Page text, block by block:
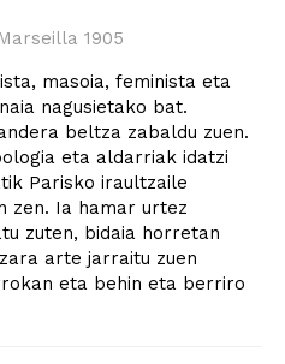
1905
masoia, feminista eta
nagusietako bat.
beltza zabaldu zuen.
eta aldarriak idatzi
Parisko iraultzaile
zen. Ia hamar urtez
zuten, bidaia horretan
arte jarraitu zuen
eta behin eta berriro